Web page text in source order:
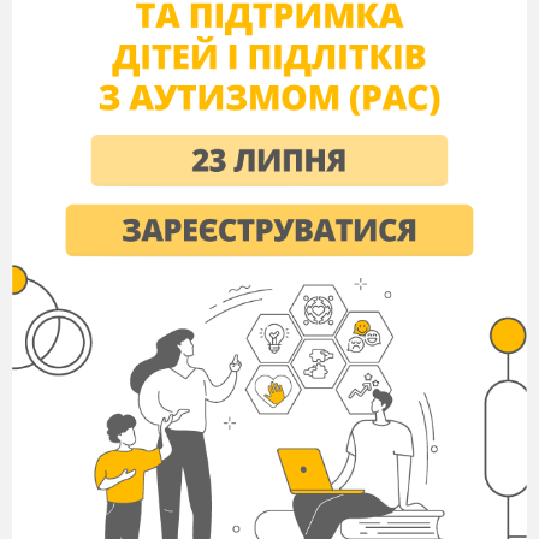
- перевірка наявності учнів;
- перевірка готовності до уроку
ІІ. Мотивація
Вчитель1:
Психологічна установа:
Посміхніться один одному, побажайте
подумки успіху на цілий день. А щоб
впоратися із завданням, бути задоволеним
своєю роботою, будьте старанними та
уважними.
Давайте згадаємо девіз нашого першого
уроку :
Вигадуй, пробуй, твори,